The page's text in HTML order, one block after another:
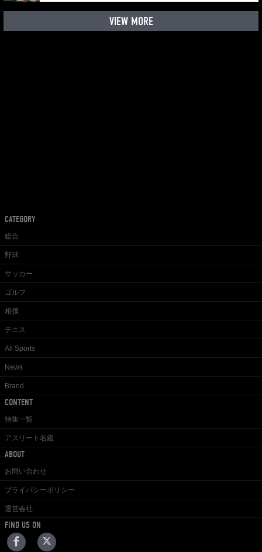
VIEW MORE
CATEGORY
総合
野球
サッカー
ゴルフ
相撲
テニス
All Sports
News
Brand
CONTENT
特集一覧
アスリート名鑑
ABOUT
お問い合わせ
プライバシーポリシー
運営会社
FIND US ON